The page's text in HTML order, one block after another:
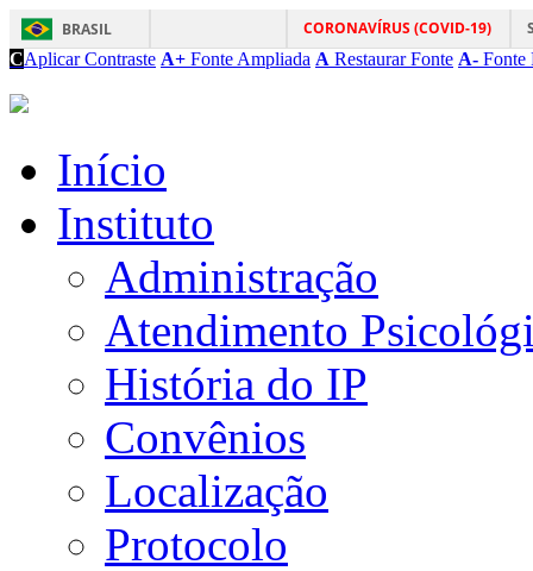
BRASIL CORONAVÍRUS (COVID-19)
CAplicar Contraste A+ Fonte Ampliada A Restaurar Fonte A- Fonte
Início
Instituto
Administração
Atendimento
História do IP
Convênios
Localização
Protocolo